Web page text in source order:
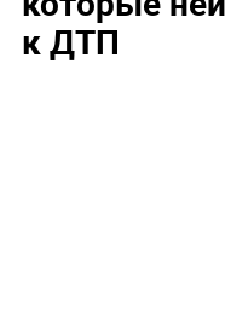
к ДТП